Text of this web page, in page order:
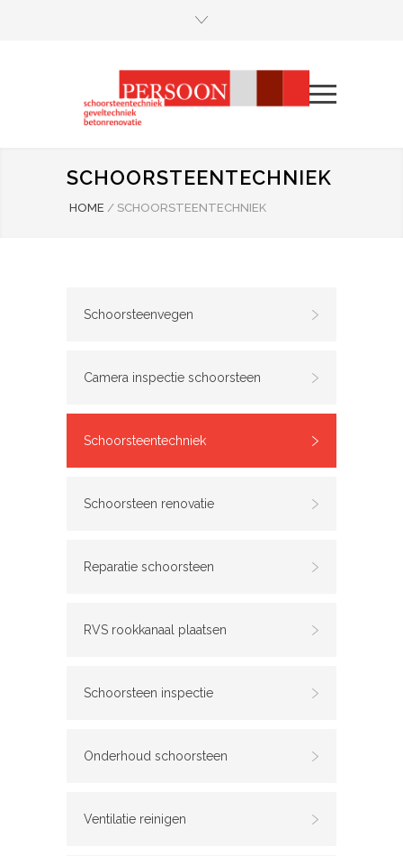
SCHOORSTEENTECHNIEK
HOME / SCHOORSTEENTECHNIEK
Schoorsteenvegen
Camera inspectie schoorsteen
Schoorsteentechniek
Schoorsteen renovatie
Reparatie schoorsteen
RVS rookkanaal plaatsen
Schoorsteen inspectie
Onderhoud schoorsteen
Ventilatie reinigen